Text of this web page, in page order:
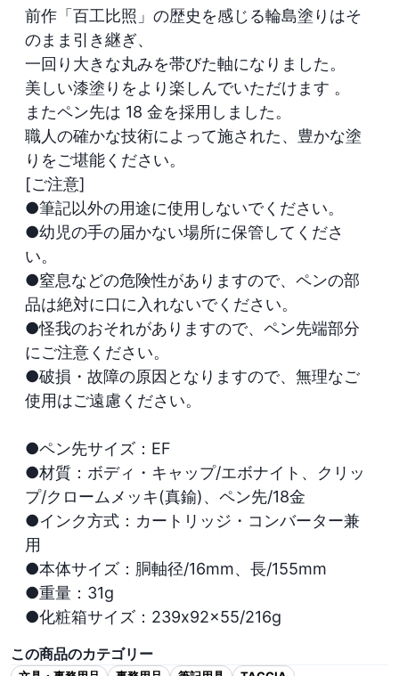
前作「百工比照」の歴史を感じる輪島塗りはそ
のまま引き継ぎ、
一回り大きな丸みを帯びた軸になりました。
美しい漆塗りをより楽しんでいただけます 。
またペン先は 18 金を採用しました。
職人の確かな技術によって施された、豊かな塗
りをご堪能ください。
[ご注意]
●筆記以外の用途に使用しないでください。
●幼児の手の届かない場所に保管してくださ
い。
●窒息などの危険性がありますので、ペンの部
品は絶対に口に入れないでください。
●怪我のおそれがありますので、ペン先端部分
にご注意ください。
●破損・故障の原因となりますので、無理なご
使用はご遠慮ください。
●ペン先サイズ：EF
●材質：ボディ・キャップ/エボナイト、クリッ
プ/クロームメッキ(真鍮)、ペン先/18金
●インク方式：カートリッジ・コンバーター兼
用
●本体サイズ：胴軸径/16mm、長/155mm
●重量：31g
●化粧箱サイズ：239x92x55/216g
この商品のカテゴリー